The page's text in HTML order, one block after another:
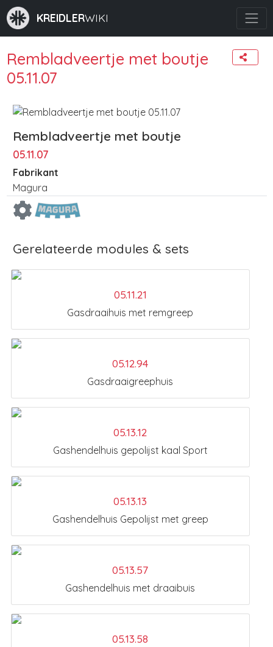
KREIDLERWIKI
Rembladveertje met boutje
05.11.07
Rembladveertje met boutje
05.11.07
Fabrikant
Magura
Gerelateerde modules & sets
05.11.21
Gasdraaihuis met remgreep
05.12.94
Gasdraaigreephuis
05.13.12
Gashendelhuis gepolijst kaal Sport
05.13.13
Gashendelhuis Gepolijst met greep
05.13.57
Gashendelhuis met draaibuis
05.13.58